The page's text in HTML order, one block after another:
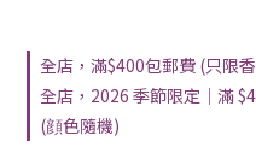
全店，滿$400包郵費 (只限
全店，2026 季節限定｜滿
(顔色隨機)